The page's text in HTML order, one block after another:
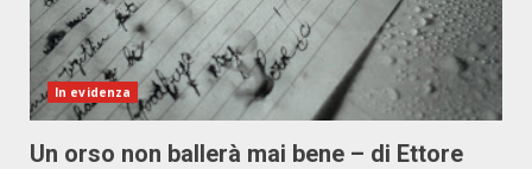
In evidenza
Un orso non ballerà mai bene – di Ettore